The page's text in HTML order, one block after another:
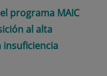
programa MAIC
al alta
insuficiencia